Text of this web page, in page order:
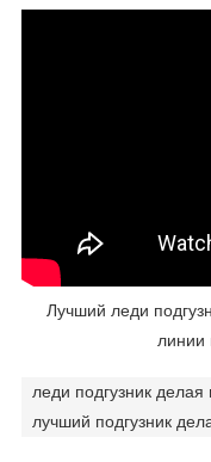
Лучший леди
линии
леди подгузник
лучший подгузник